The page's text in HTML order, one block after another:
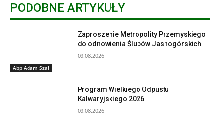
PODOBNE ARTYKUŁY
Abp Adam Szal
Zaproszenie Metropolity Przemyskiego
do odnowienia Ślubów Jasnogórskich
03.08.2026
Program Wielkiego Odpustu
Kalwaryjskiego 2026
03.08.2026